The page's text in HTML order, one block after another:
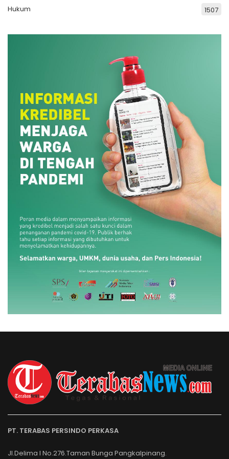
Hukum 1507
PT. TERABAS PERSINDO PERKASA
Jl.Delima I No.276.Taman Bunga Pangkalpinang.